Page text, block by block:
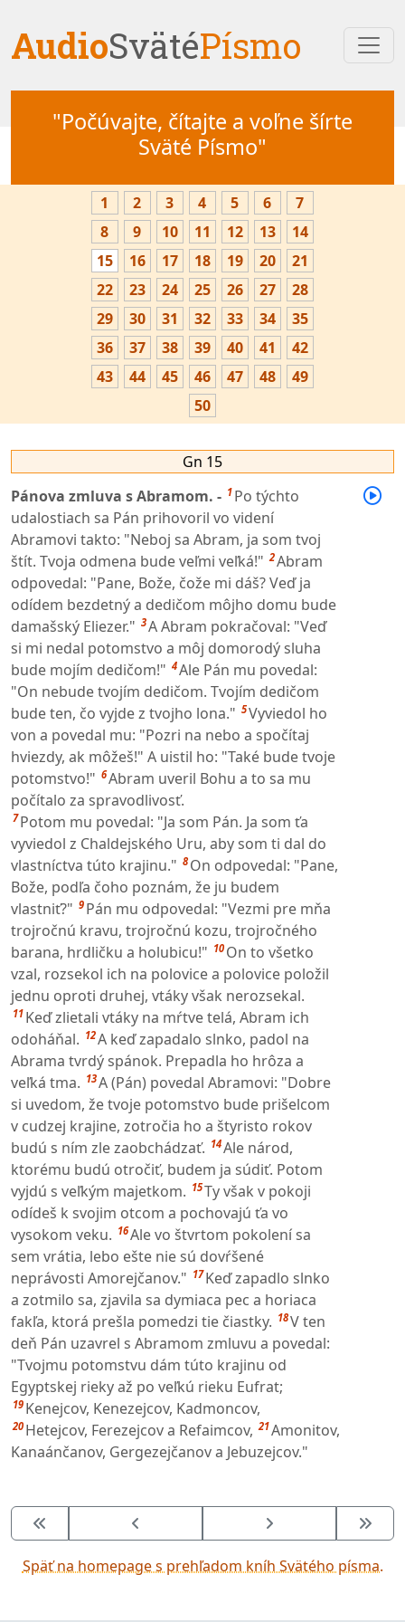
AudioSvätéPísmo
"Počúvajte, čítajte a voľne šírte
Sväté Písmo"
1 2 3 4 5 6
7
8
9 10 11 12 13
14
15
16 17 18 19 20
21
22
23 24 25 26 27
28
29
30 31 32 33 34
35
36
37 38 39 40 41
42
43
44 45 46 47 48
49
50
Gn 15
Pánova zmluva s Abramom. - 1 Po týchto
udalostiach sa Pán prihovoril vo videní
Abramovi takto: "Neboj sa Abram, ja som tvoj
štít. Tvoja odmena bude veľmi veľká!" 2Abram
odpovedal: "Pane, Bože, čože mi dáš? Veď ja
odídem bezdetný a dedičom môjho domu bude
damašský Eliezer." 3A Abram pokračoval: "Veď
si mi nedal potomstvo a môj domorodý sluha
bude mojím dedičom!" 4Ale Pán mu povedal:
"On nebude tvojím dedičom. Tvojím dedičom
bude ten, čo vyjde z tvojho lona." 5Vyviedol ho
von a povedal mu: "Pozri na nebo a spočítaj
hviezdy, ak môžeš!" A uistil ho: "Také bude tvoje
potomstvo!" 6Abram uveril Bohu a to sa mu
počítalo za spravodlivosť.
7 Potom mu povedal: "Ja som Pán. Ja som ťa
vyviedol z Chaldejského Uru, aby som ti dal do
vlastníctva túto krajinu." 8 On odpovedal: "Pane,
Bože, podľa čoho poznám, že ju budem
vlastniť?" 9 Pán mu odpovedal: "Vezmi pre mňa
trojročnú kravu, trojročnú kozu, trojročného
barana, hrdličku a holubicu!" 10 On to všetko
vzal, rozsekol ich na polovice a polovice položil
jednu oproti druhej, vtáky však nerozsekal.
11 Keď zlietali vtáky na mŕtve telá, Abram ich
odoháňal. 12A keď zapadalo slnko, padol na
Abrama tvrdý spánok. Prepadla ho hrôza a
veľká tma. 13A (Pán) povedal Abramovi: "Dobre
si uvedom, že tvoje potomstvo bude prišelcom
v cudzej krajine, zotročia ho a štyristo rokov
budú s ním zle zaobchádzať. 14Ale národ,
ktorému budú otročiť, budem ja súdiť. Potom
vyjdú s veľkým majetkom. 15Ty však v pokoji
odídeš k svojim otcom a pochovajú ťa vo
vysokom veku. 16Ale vo štvrtom pokolení sa
sem vrátia, lebo ešte nie sú dovŕšené
neprávosti Amorejčanov." 17 Keď zapadlo slnko
a zotmilo sa, zjavila sa dymiaca pec a horiaca
fakľa, ktorá prešla pomedzi tie čiastky. 18V ten
deň Pán uzavrel s Abramom zmluvu a povedal:
"Tvojmu potomstvu dám túto krajinu od
Egyptskej rieky až po veľkú rieku Eufrat;
19 Kenejcov, Kenezejcov, Kadmoncov,
20 Hetejcov, Ferezejcov a Refaimcov, 21Amonitov,
Kanaánčanov, Gergezejčanov a Jebuzejcov."
Späť na homepage s prehľadom kníh Svätého písma.